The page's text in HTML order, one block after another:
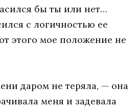
бы ты или нет…
с логичностью ее
этого мое положение не
даром не теряла, — она
меня и задевала